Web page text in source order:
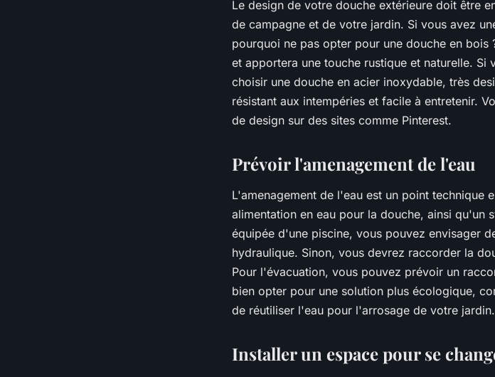
Le design de votre douche extérieure doit être
de campagne et de votre jardin. Si vous avez
pourquoi ne pas opter pour une douche en
et apportera une touche rustique et naturelle. Si
choisir une douche en acier inoxydable, très
résistant aux intempéries et facile à entretenir.
de design sur des sites comme Pinterest.
Prévoir l'amenagement de l'eau
L'amenagement de l'eau est un point technique
alimentation en eau pour la douche, ainsi qu'un
équipée d'une piscine, vous pouvez envisager
hydraulique. Sinon, vous devrez raccorder la
Pour l'évacuation, vous pouvez prévoir un
bien opter pour une solution plus écologique,
de réutiliser l'eau pour l'arrosage de votre jardin.
Installer un espace pour se